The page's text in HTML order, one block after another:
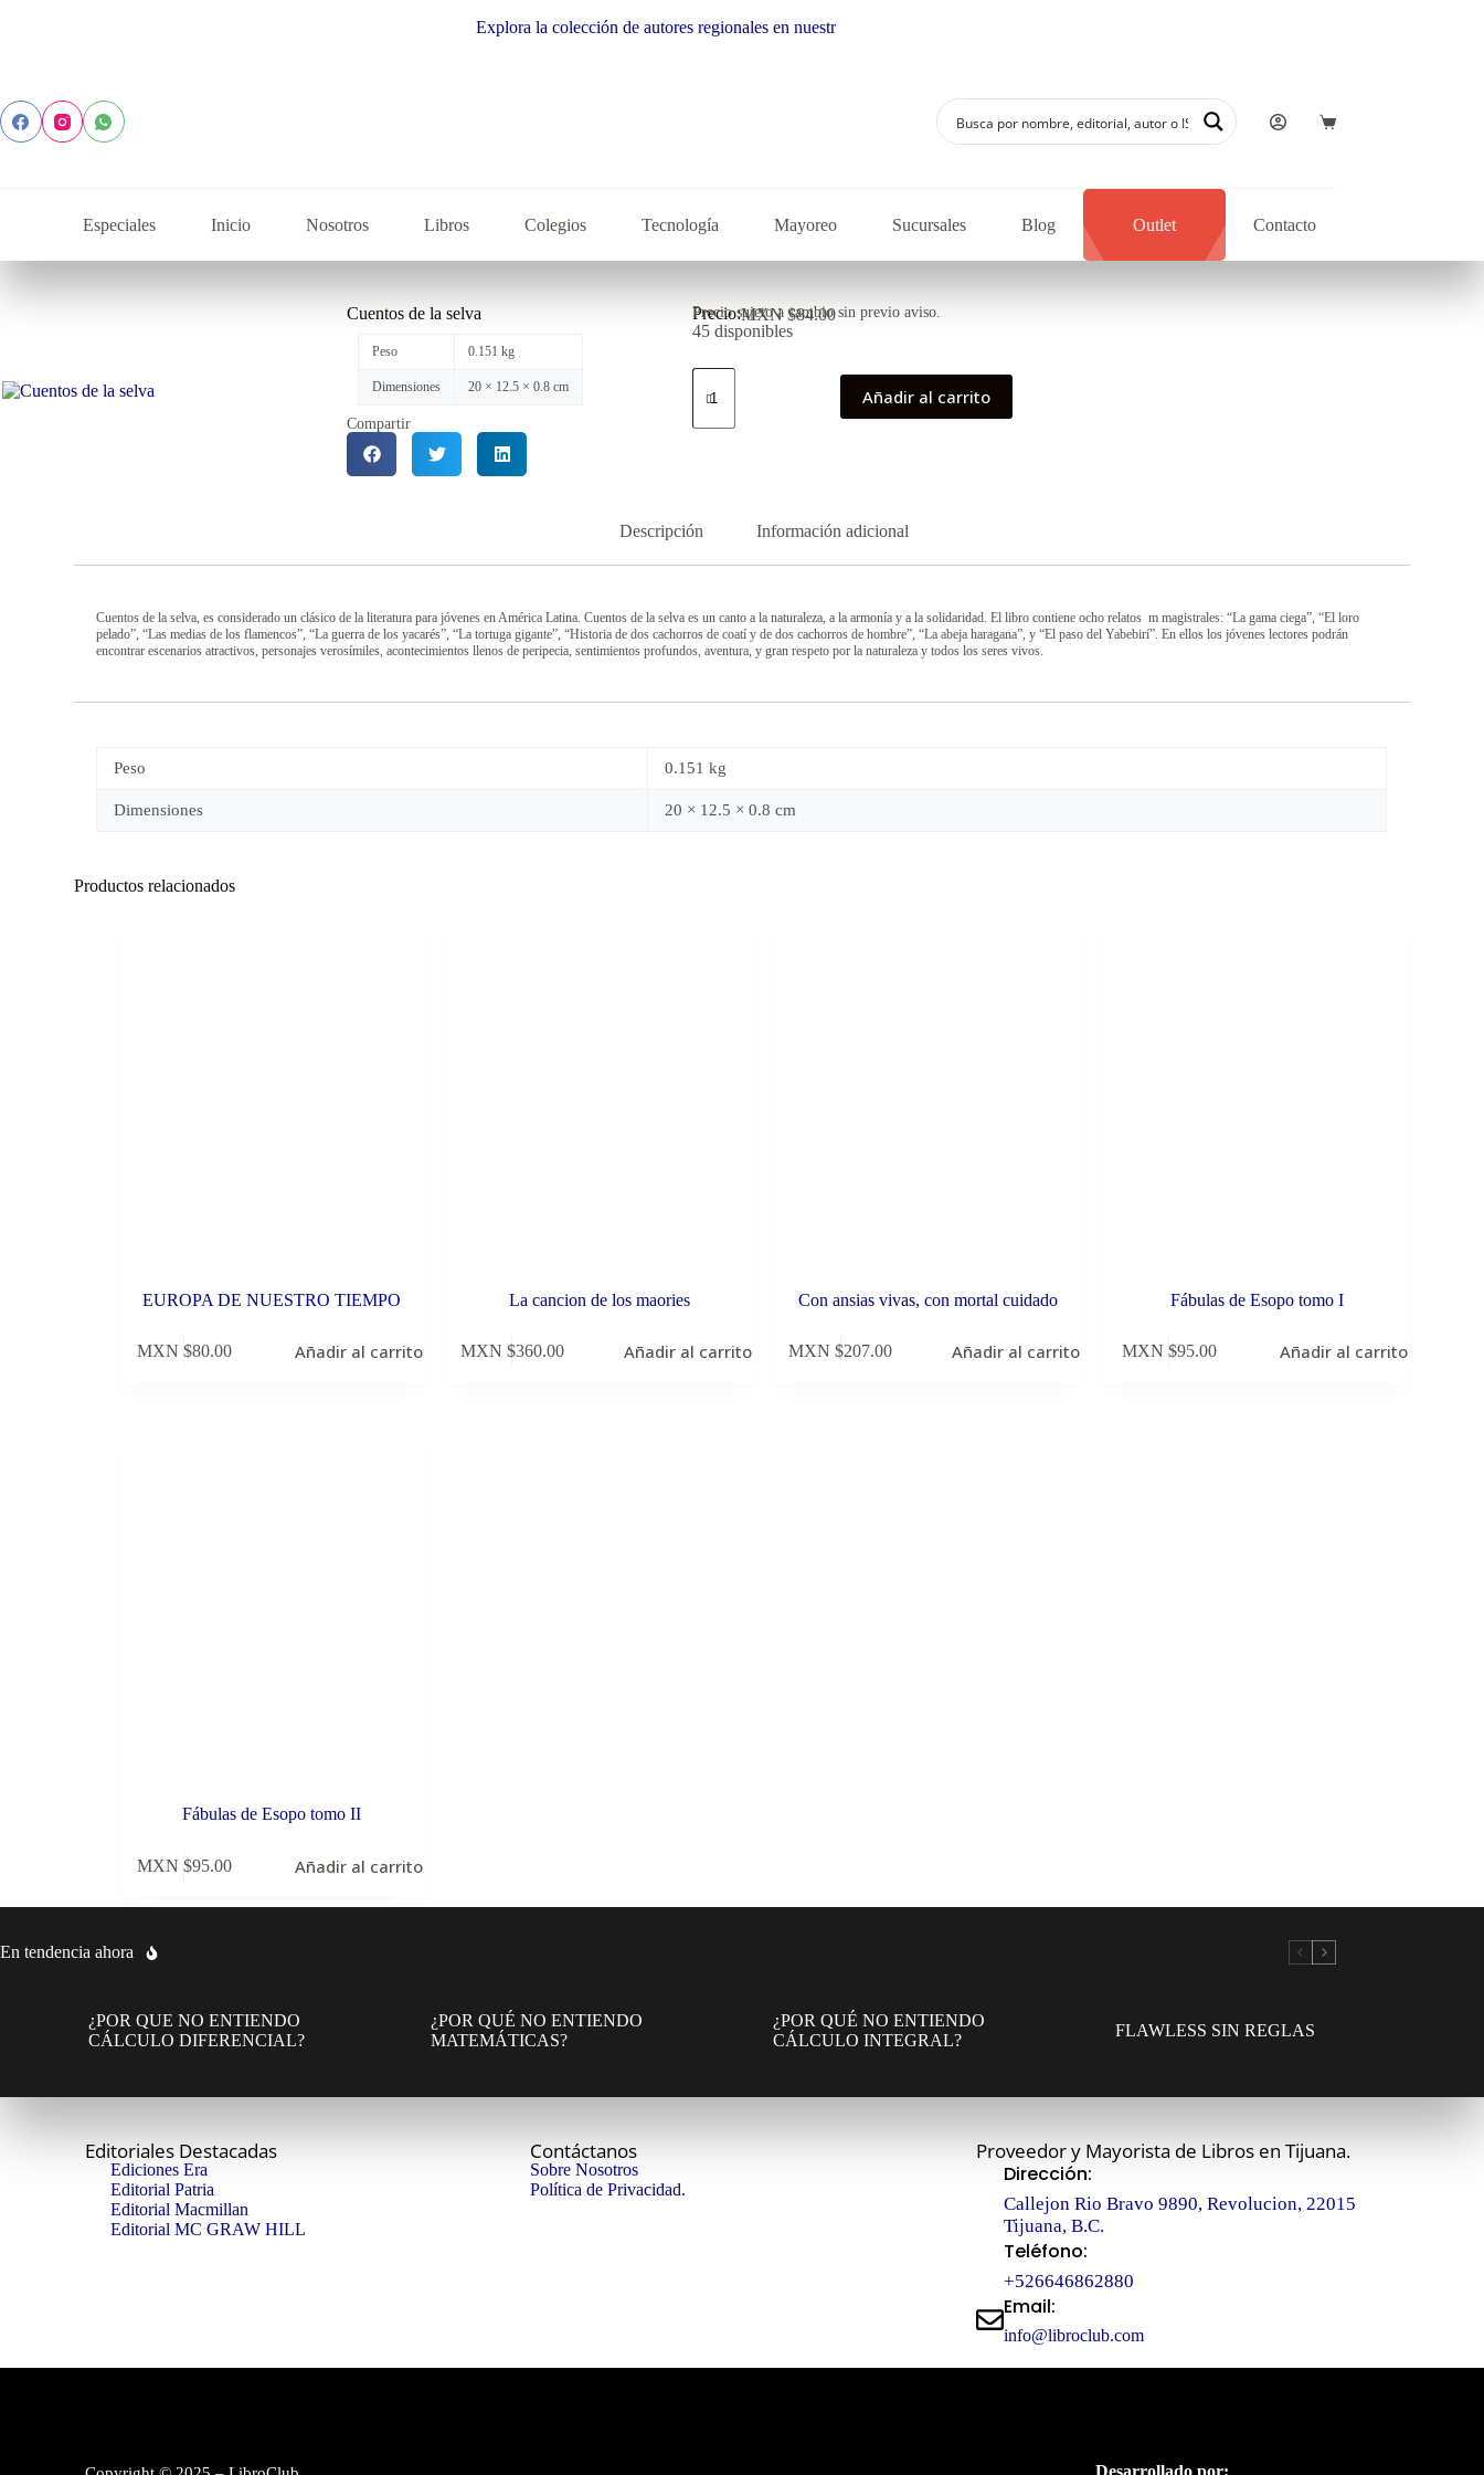
Explora la colección de autores regionales en nuestra librería
Especiales Inicio Nosotros Libros Colegios Tecnología Mayoreo Sucursales Blog Outlet Contacto
Cuentos de la selva
Peso 0.151 kg
Dimensiones 20 × 12.5 × 0.8 cm
Compartir
Precio:MXN $84.00
Precio sujeto a cambio sin previo aviso.
45 disponibles
Añadir al carrito
Descripción Información adicional
Cuentos de la selva, es considerado un clásico de la literatura para jóvenes en América Latina. Cuentos de la selva es un canto a la naturaleza, a la armonía y a la solidaridad. El libro contiene ocho relatos m magistrales: “La gama ciega”, “El loro
pelado”, “Las medias de los flamencos”, “La guerra de los yacarés”, “La tortuga gigante”, “Historia de dos cachorros de coatí y de dos cachorros de hombre”, “La abeja haragana”, y “El paso del Yabebirí”. En ellos los jóvenes lectores podrán
encontrar escenarios atractivos, personajes verosímiles, acontecimientos llenos de peripecia, sentimientos profundos, aventura, y gran respeto por la naturaleza y todos los seres vivos.
Peso 0.151 kg
Dimensiones 20 × 12.5 × 0.8 cm
Productos relacionados
EUROPA DE NUESTRO TIEMPO
MXN $80.00 Añadir al carrito
La cancion de los maories
MXN $360.00 Añadir al carrito
Con ansias vivas, con mortal cuidado
MXN $207.00 Añadir al carrito
Fábulas de Esopo tomo I
MXN $95.00 Añadir al carrito
Fábulas de Esopo tomo II
MXN $95.00 Añadir al carrito
En tendencia ahora
¿POR QUE NO ENTIENDO
CÁLCULO DIFERENCIAL?
¿POR QUÉ NO ENTIENDO
MATEMÁTICAS?
¿POR QUÉ NO ENTIENDO
CÁLCULO INTEGRAL?
FLAWLESS SIN REGLAS
Editoriales Destacadas
Ediciones Era
Editorial Patria
Editorial Macmillan
Editorial MC GRAW HILL
Contáctanos
Sobre Nosotros
Política de Privacidad.
Proveedor y Mayorista de Libros en Tijuana.
Dirección:
Callejon Rio Bravo 9890, Revolucion, 22015
Tijuana, B.C.
Teléfono:
+526646862880
Email:
info@libroclub.com
Desarrollado por: